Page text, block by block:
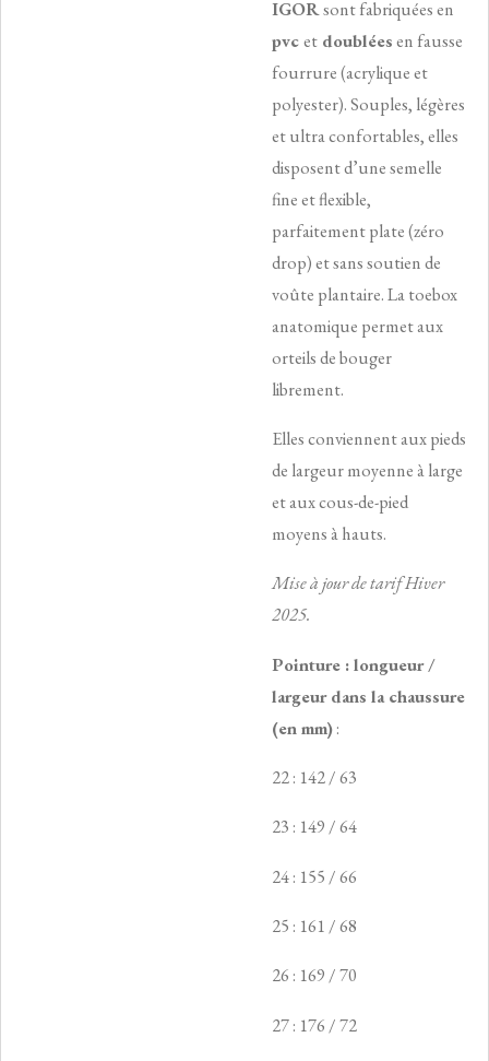
IGORsont fabriquées en
pvcet doubléesen fausse
fourrure(acrylique et
polyester). Souples, légères
et ultra confortables, elles
disposent d’une semelle
fine et flexible,
parfaitement plate (zéro
drop) et sans soutien de
voûte plantaire. La toebox
anatomique permet aux
orteils de bouger
librement.
Elles conviennent aux pieds
de largeur moyenne à large
et aux cous-de-pied
moyens à hauts.
Mise à jour de tarif Hiver
2025.
Pointure : longueur /
largeur dans la chaussure
(en mm):
22 : 142 / 63
23 : 149 / 64
24 : 155 / 66
25 : 161 / 68
26 : 169 / 70
27 : 176 / 72